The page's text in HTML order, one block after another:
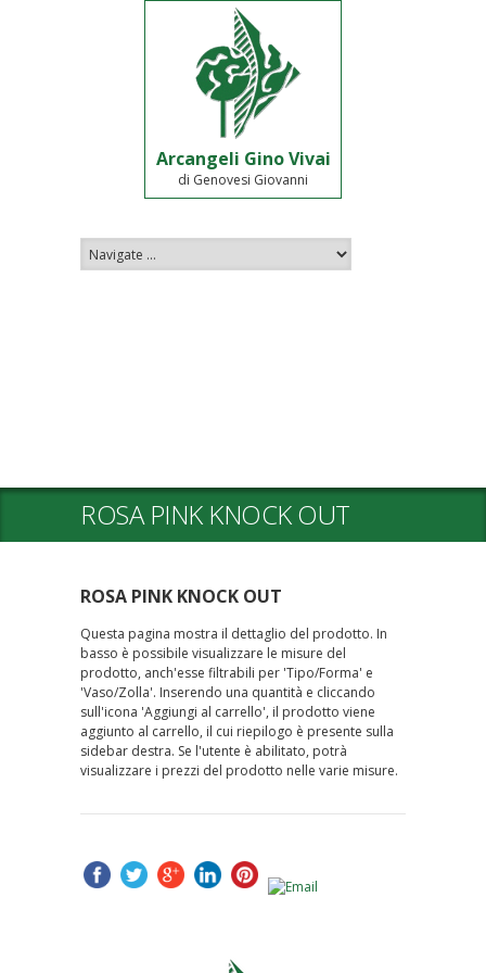
Arcangeli Gino Vivai
di Genovesi Giovanni
ROSA PINK KNOCK OUT
ROSA PINK KNOCK OUT
Questa pagina mostra il dettaglio del prodotto. In
basso è possibile visualizzare le misure del
prodotto, anch'esse filtrabili per 'Tipo/Forma' e
'Vaso/Zolla'. Inserendo una quantità e cliccando
sull'icona 'Aggiungi al carrello', il prodotto viene
aggiunto al carrello, il cui riepilogo è presente sulla
sidebar destra. Se l'utente è abilitato, potrà
visualizzare i prezzi del prodotto nelle varie misure.